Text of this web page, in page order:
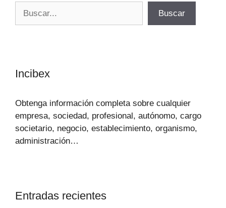
Buscar
Incibex
Obtenga información completa sobre cualquier
empresa, sociedad, profesional, autónomo, cargo
societario, negocio, establecimiento, organismo,
administración…
Entradas recientes